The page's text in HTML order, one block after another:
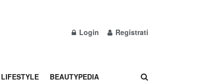
Login Registrati
LIFESTYLE BEAUTYPEDIA